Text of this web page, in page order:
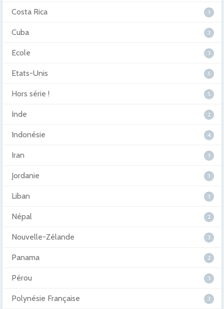
Costa Rica 1
Cuba 3
Ecole 3
Etats-Unis 5
Hors série ! 5
Inde 2
Indonésie 4
Iran 1
Jordanie 1
Liban 1
Népal 2
Nouvelle-Zélande 3
Panama 2
Pérou 3
Polynésie Française 3